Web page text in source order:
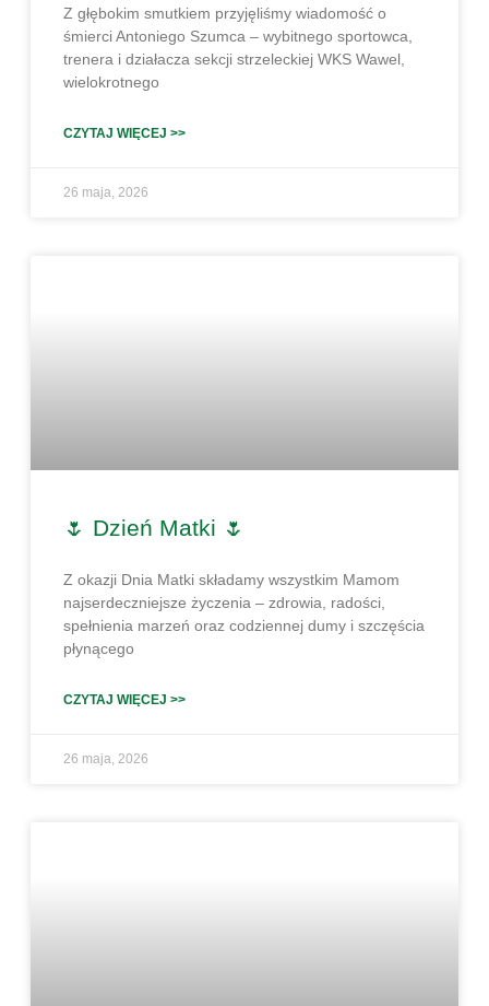
Z głębokim smutkiem przyjęliśmy wiadomość o
śmierci Antoniego Szumca – wybitnego sportowca,
trenera i działacza sekcji strzeleckiej WKS Wawel,
wielokrotnego
CZYTAJ WIĘCEJ >>
26 maja, 2026
🌷 Dzień Matki 🌷
Z okazji Dnia Matki składamy wszystkim Mamom
najserdeczniejsze życzenia – zdrowia, radości,
spełnienia marzeń oraz codziennej dumy i szczęścia
płynącego
CZYTAJ WIĘCEJ >>
26 maja, 2026